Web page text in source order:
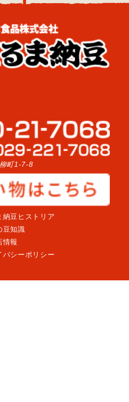
町1-7-8
納豆ヒストリア
豆知識
情報
バシーポリシー